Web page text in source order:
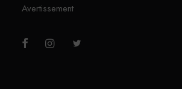
Avertissement